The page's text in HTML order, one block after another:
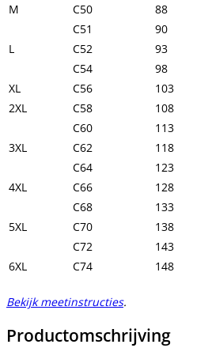
M
C50 88
C51
90
L
C52 93
C54
98
XL
C56 103
2XL
C58 108
C60
113
3XL
C62 118
C64
123
4XL
C66 128
C68
133
5XL
C70 138
C72
143
6XL
C74 148
Bekijk meetinstructies.
Productomschrijving